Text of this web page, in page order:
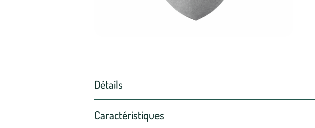
Détails
Caractéristiques